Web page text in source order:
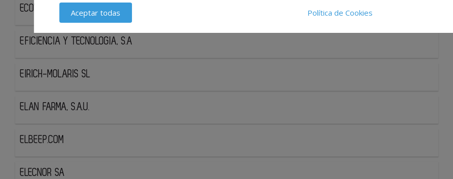
ECOVALORE, S.L.
EFICIENCIA Y TECNOLOGIA, S.A
EIRICH-MOLARIS SL
ELAN FARMA, S.A.U.
ELBEEP.COM
ELECNOR SA
Aceptar todas Política de Cookies